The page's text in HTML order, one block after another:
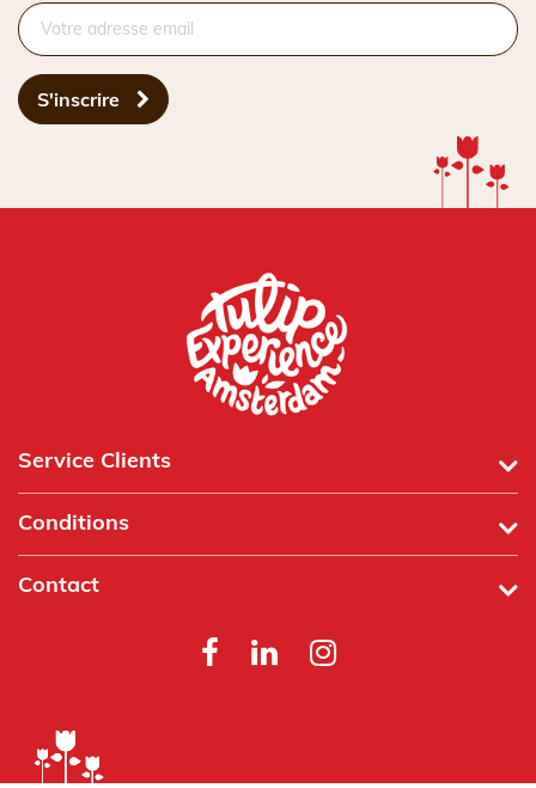
S'inscrire
Service Clients
Conditions
Contact